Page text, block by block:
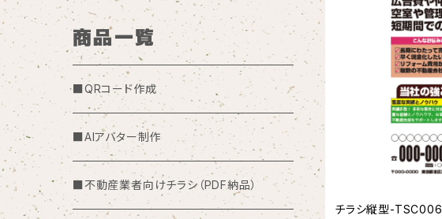
チラシ縦型-TSC006
商品一覧
■QRコード作成
■AIアバター制作
■不動産業者向けチラシ（PDF納品）